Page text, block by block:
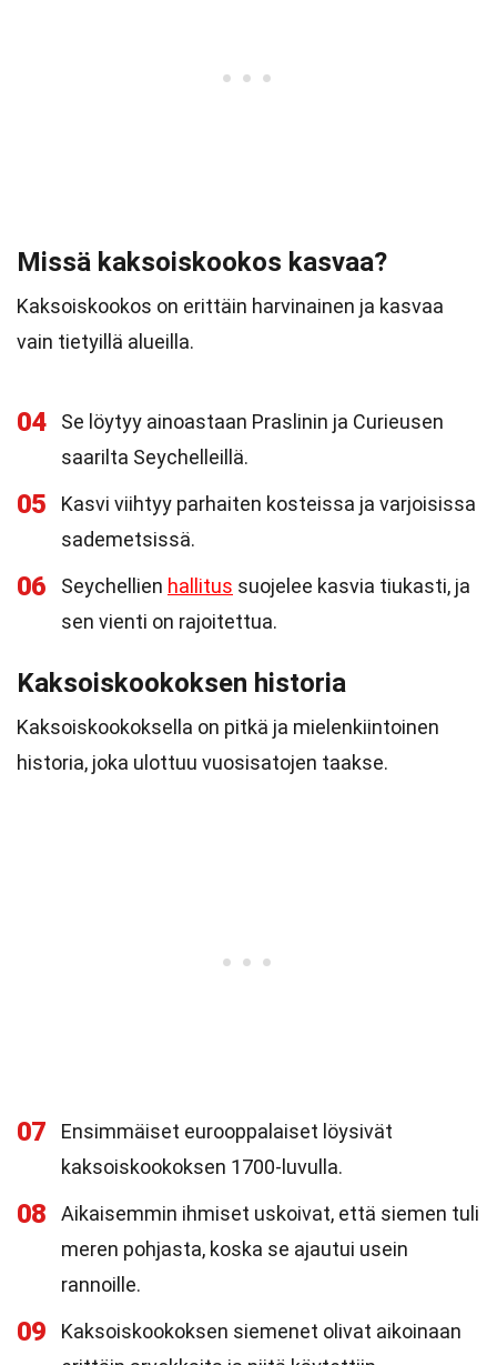
Missä kaksoiskookos kasvaa?
Kaksoiskookos on erittäin harvinainen ja kasvaa
vain tietyillä alueilla.
04
Se löytyy ainoastaan Praslinin ja Curieusen
saarilta Seychelleillä.
05
Kasvi viihtyy parhaiten kosteissa ja varjoisissa
sademetsissä.
06 Seychellien hallitus suojelee kasvia tiukasti, ja
sen vienti on rajoitettua.
Kaksoiskookoksen historia
Kaksoiskookoksella on pitkä ja mielenkiintoinen
historia, joka ulottuu vuosisatojen taakse.
07
Ensimmäiset eurooppalaiset löysivät
kaksoiskookoksen 1700-luvulla.
08
Aikaisemmin ihmiset uskoivat, että siemen tuli
meren pohjasta, koska se ajautui usein
rannoille.
09
Kaksoiskookoksen siemenet olivat aikoinaan